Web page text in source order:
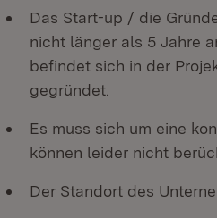
Das Start-up / die
nicht länger als 5 Jahre
befindet sich in der
gegründet.
Es muss sich um eine
können leider nicht
Der Standort des